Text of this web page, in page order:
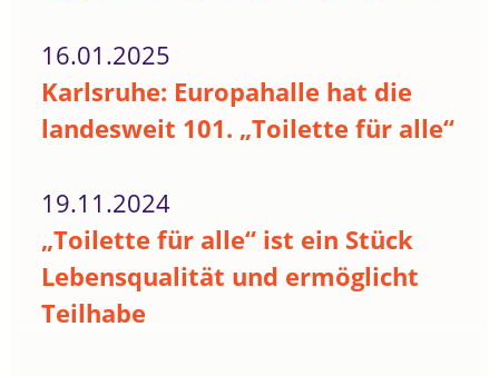
16.01.2025
Karlsruhe: Europahalle hat die
landesweit 101. „Toilette für alle“
19.11.2024
„Toilette für alle“ ist ein Stück
Lebensqualität und ermöglicht
Teilhabe